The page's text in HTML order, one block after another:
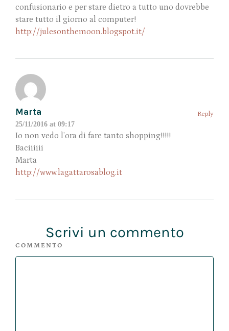
confusionario e per stare dietro a tutto uno dovrebbe
stare tutto il giorno al computer!
http://julesonthemoon.blogspot.it/
Marta
25/11/2016 at 09:17
Reply
Io non vedo l’ora di fare tanto shopping!!!!!
Baciiiiii
Marta
http://www.lagattarosablog.it
Scrivi un commento
COMMENTO